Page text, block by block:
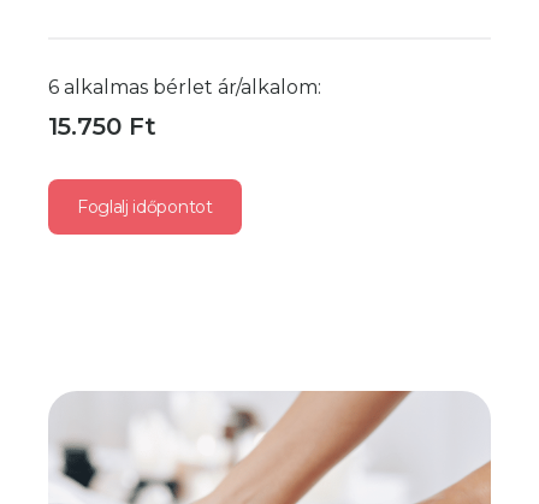
6 alkalmas bérlet ár/alkalom:
15.750 Ft
Foglalj időpontot